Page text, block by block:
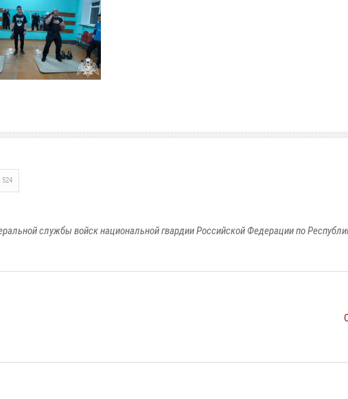
524
службы войск национальной гвардии Российской Федерации по